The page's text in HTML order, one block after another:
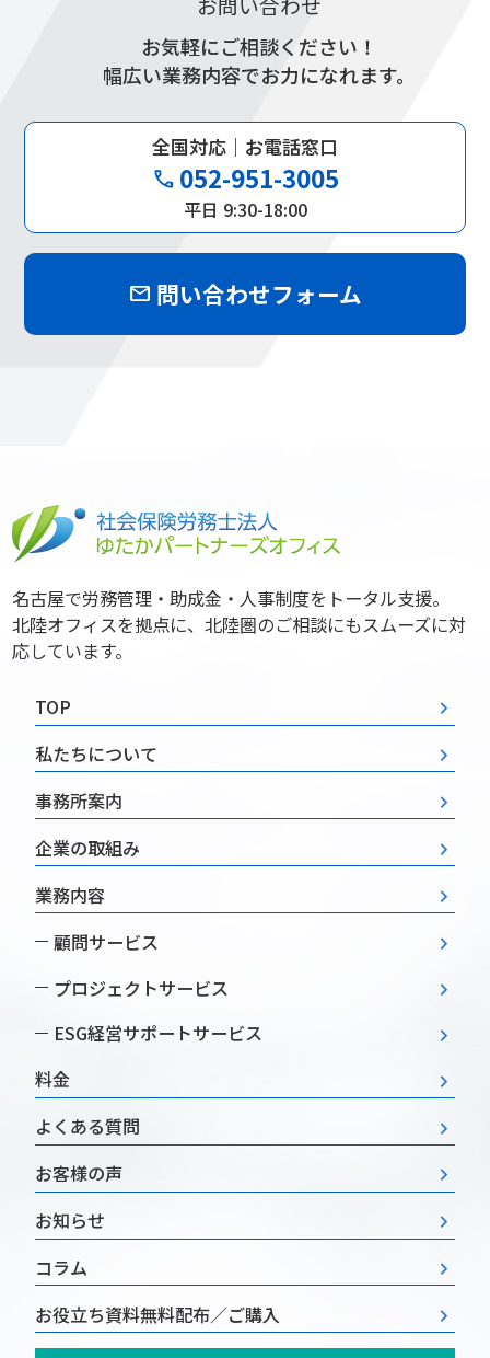
お気軽にご相談ください！
幅広い業務内容でお力になれます。
全国対応｜お電話窓口
phone 052-951-3005
平日 9:30-18:00
mail 問い合わせフォーム
名古屋で労務管理・助成金・人事制度をトータル支援。
北陸オフィスを拠点に、北陸圏のご相談にもスムーズに対
応しています。
TOP
私たちについて
事務所案内
企業の取組み
業務内容
顧問サービス
プロジェクトサービス
ESG経営サポートサービス
料金
よくある質問
お客様の声
お知らせ
コラム
お役立ち資料無料配布／ご購入